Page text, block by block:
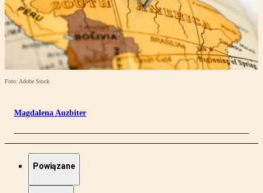
Foto: Adobe Stock
Magdalena Auzbiter
Powiązane